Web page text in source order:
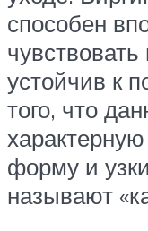
способен
устойчив к
того, что
форму и
называют